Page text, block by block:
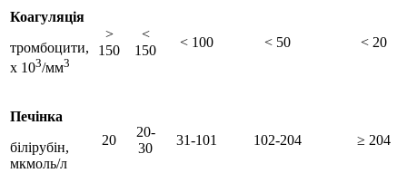
Коагуляція
тромбоцити,
х 103/мм3
>
150
<
150
< 100 < 50 < 20
Печінка
білірубін,
мкмоль/л
20
20-
30
31-101 102-204 ≥ 204